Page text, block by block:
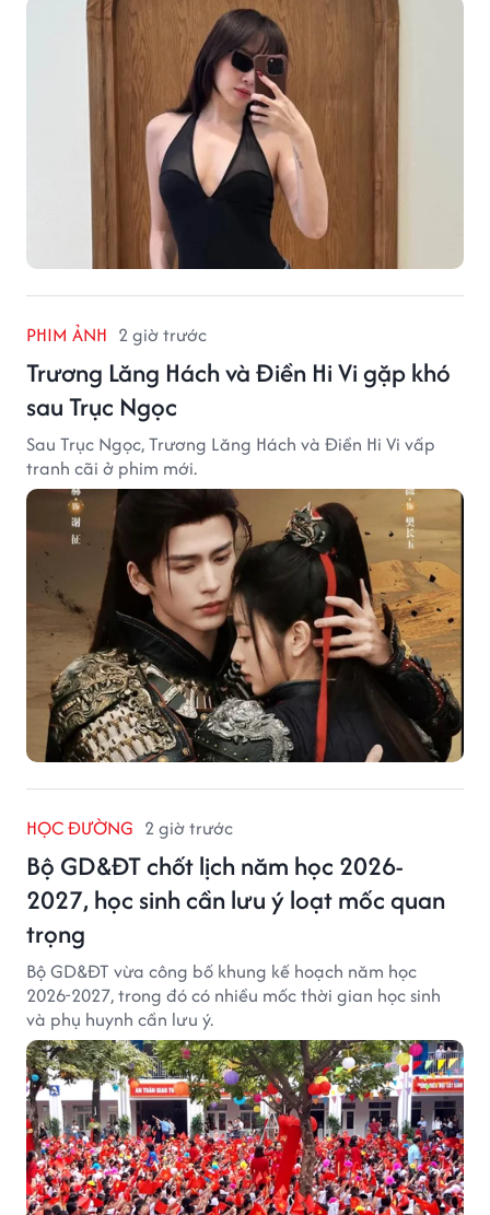
PHIM ẢNH 2 giờ trước
Trương Lăng Hách và Điền Hi Vi gặp khó
sau Trục Ngọc
Sau Trục Ngọc, Trương Lăng Hách và Điền Hi Vi vấp
tranh cãi ở phim mới.
HỌC ĐƯỜNG 2 giờ trước
Bộ GD&ĐT chốt lịch năm học 2026-
2027, học sinh cần lưu ý loạt mốc quan
trọng
Bộ GD&ĐT vừa công bố khung kế hoạch năm học
2026-2027, trong đó có nhiều mốc thời gian học sinh
và phụ huynh cần lưu ý.